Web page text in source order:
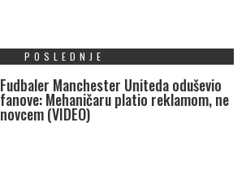
POSLEDNJE
Fudbaler Manchester Uniteda oduševio
fanove: Mehaničaru platio reklamom, ne
novcem (VIDEO)